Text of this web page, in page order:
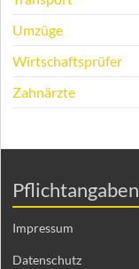
Umzüge
Wirtschaftsprüfer
Zahnärzte
Pflichtangaben
Impressum
Datenschutz